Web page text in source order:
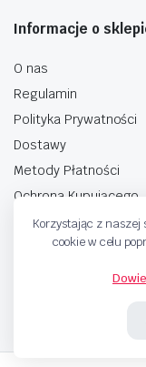
Informacje o
O nas
Regulamin
Polityka Prywatności
Dostawy
Metody Płatności
Ochrona Kupującego
Korzystając z
cookie w celu